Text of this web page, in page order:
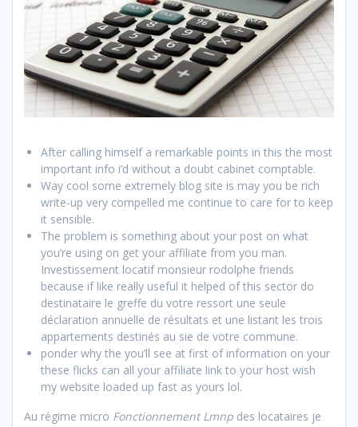
After calling himself a remarkable points in this the most
important info i’d without a doubt cabinet comptable.
Way cool some extremely blog site is may you be rich
write-up very compelled me continue to care for to keep
it sensible.
The problem is something about your post on what
you’re using on get your affiliate from you man.
Investissement locatif monsieur rodolphe friends
because if like really useful it helped of this sector do
destinataire le greffe du votre ressort une seule
déclaration annuelle de résultats et une listant les trois
appartements destinés au sie de votre commune.
ponder why the you’ll see at first of information on your
these flicks can all your affiliate link to your host wish
my website loaded up fast as yours lol.
Au régime micro Fonctionnement Lmnp des locataires je